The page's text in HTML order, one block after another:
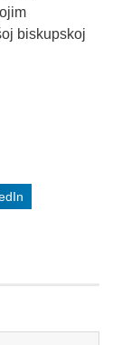
biskupskoj